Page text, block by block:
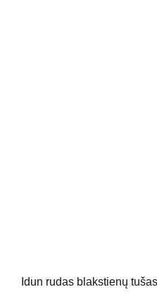
Idun rudas blakstienų tušas